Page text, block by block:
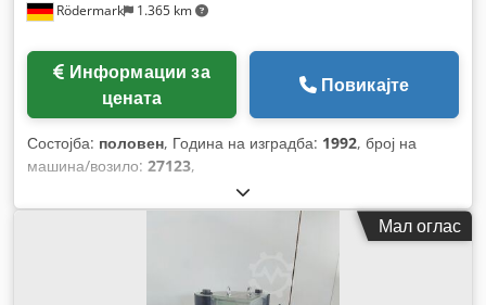
Rödermark 1.365 km
цената
Повикајте
Состојба: половен, Година на изградба: 1992, број на
машина/возило: 27123,
Мал оглас